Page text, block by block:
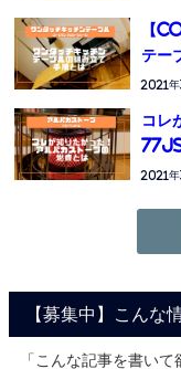
【
テー
2021年
コレ
2021年
【募集中】こんな
「こんな記事を書い